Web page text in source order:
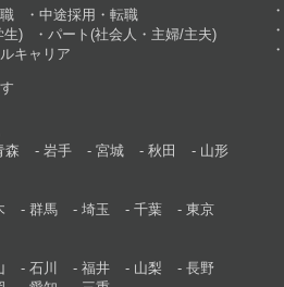
中途採用・転職
生)
パート(社会人・主婦/主夫)
キャリア
森 岩手 宮城 秋田
山形
群馬 埼玉 千葉
東京
石川 福井 山梨
長野